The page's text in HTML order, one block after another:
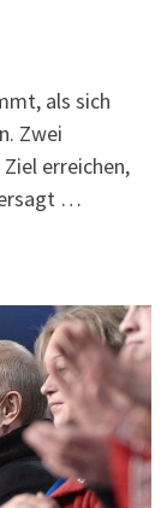
als sich
Zwei
erreichen,
…